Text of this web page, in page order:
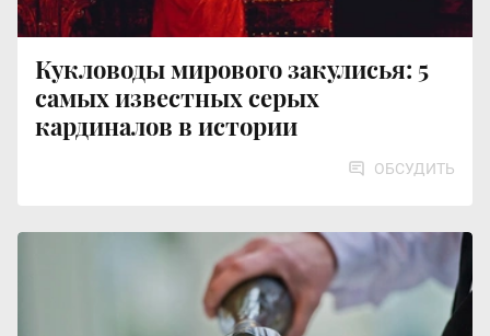
Кукловоды мирового закулисья: 5
самых известных серых
кардиналов в истории
ОБСУДИТЬ